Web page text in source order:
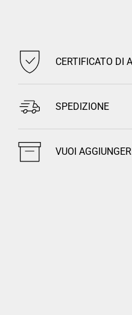
CERTIFICATO DI
SPEDIZIONE
VUOI